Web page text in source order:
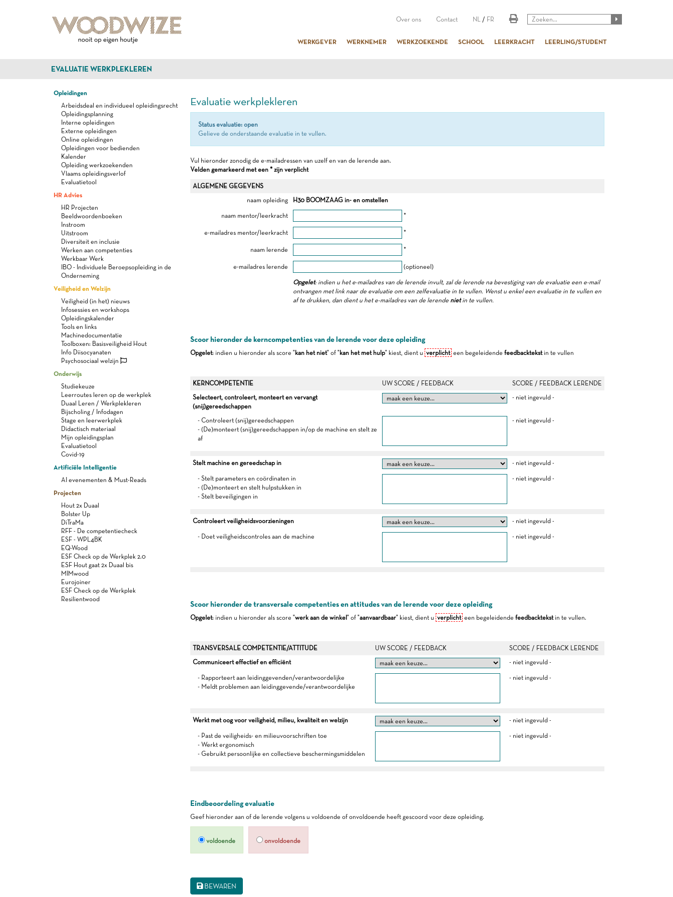
Over ons Contact NL / FR
WERKGEVER WERKNEMER WERKZOEKENDE SCHOOL LEERKRACHT LEERLING/STUDENT
EVALUATIE WERKPLEKLEREN
Opleidingen
Arbeidsdeal en individueel opleidingsrecht
Opleidingsplanning
Interne opleidingen
Externe opleidingen
Online opleidingen
Opleidingen voor bedienden
Kalender
Opleiding werkzoekenden
Vlaams opleidingsverlof
Evaluatietool
HR Advies
HR Projecten
Beeldwoordenboeken
Instroom
Uitstroom
Diversiteit en inclusie
Werken aan competenties
Werkbaar Werk
IBO - Individuele Beroepsopleiding in de
Onderneming
Veiligheid en Welzijn
Veiligheid (in het) nieuws
Infosessies en workshops
Opleidingskalender
Tools en links
Machinedocumentatie
Toolboxen: Basisveiligheid Hout
Info Diisocyanaten
Psychosociaal welzijn
Onderwijs
Studiekeuze
Leerroutes leren op de werkplek
Duaal Leren / Werkplekleren
Bijscholing / Infodagen
Stage en leerwerkplek
Didactisch materiaal
Mijn opleidingsplan
Evaluatietool
Covid-19
Artificiële Intelligentie
AI evenementen & Must-Reads
Projecten
Hout 2x Duaal
Bolster Up
DiTraMa
RFF - De competentiecheck
ESF - WPL4BK
EQ-Wood
ESF Check op de Werkplek 2.0
ESF Hout gaat 2x Duaal bis
MIMwood
Eurojoiner
ESF Check op de Werkplek
Resilientwood
Evaluatie werkplekleren
Status evaluatie: open
Gelieve de onderstaande evaluatie in te vullen.
Vul hieronder zonodig de e-mailadressen van uzelf en van de lerende aan.
Velden gemarkeerd met een * zijn verplicht
ALGEMENE GEGEVENS
naam opleiding
H30 BOOMZAAG in- en omstellen
naam mentor/leerkracht *
e-mailadres mentor/leerkracht *
naam lerende *
e-mailadres lerende (optioneel)
Opgelet: indien u het e-mailadres van de lerende invult, zal de lerende na bevestiging van de evaluatie een e-mail
ontvangen met link naar de evaluatie om een zelfevaluatie in te vullen. Wenst u enkel een evaluatie in te vullen en
af te drukken, dan dient u het e-mailadres van de lerende nietin te vullen.
Scoor hieronder de kerncompetenties van de lerende voor deze opleiding
Opgelet: indien u hieronder als score "kan het niet" of "kan het met hulp" kiest, dient u verplichteen begeleidende feedbacktekstin te vullen
KERNCOMPETENTIE UW SCORE / FEEDBACK
SCORE / FEEDBACK LERENDE
Selecteert, controleert, monteert en vervangt
(snij)gereedschappen
- niet ingevuld -
- Controleert (snij)gereedschappen
- (De)monteert (snij)gereedschappen in/op de machine en stelt ze
af
- niet ingevuld -
Stelt machine en gereedschap in - niet ingevuld -
- Stelt parameters en coördinaten in
- (De)monteert en stelt hulpstukken in
- Stelt beveiligingen in
- niet ingevuld -
Controleert veiligheidsvoorzieningen - niet ingevuld -
- Doet veiligheidscontroles aan de machine - niet ingevuld -
Scoor hieronder de transversale competenties en attitudes van de lerende voor deze opleiding
Opgelet: indien u hieronder als score "werk aan de winkel " of "aanvaardbaar" kiest, dient u verplichteen begeleidende feedbacktekstin te vullen.
TRANSVERSALE COMPETENTIE/ATTITUDE UW SCORE / FEEDBACK
SCORE / FEEDBACK LERENDE
Communiceert effectief en efficiënt
- niet ingevuld -
- Rapporteert aan leidinggevenden/verantwoordelijke
- Meldt problemen aan leidinggevende/verantwoordelijke
- niet ingevuld -
Werkt met oog voor veiligheid, milieu, kwaliteit en welzijn - niet ingevuld -
- Past de veiligheids- en milieuvoorschriften toe
- Werkt ergonomisch
- Gebruikt persoonlijke en collectieve beschermingsmiddelen
- niet ingevuld -
Eindbeoordeling evaluatie
Geef hieronder aan of de lerende volgens u voldoende of onvoldoende heeft gescoord voor deze opleiding.
voldoende onvoldoende
BEWAREN